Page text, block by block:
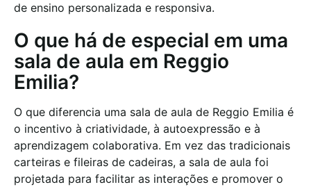
de ensino personalizada e responsiva.
O que há de especial em uma
sala de aula em Reggio
Emilia?
O que diferencia uma sala de aula de Reggio Emilia é
o incentivo à criatividade, à autoexpressão e à
aprendizagem colaborativa. Em vez das tradicionais
carteiras e fileiras de cadeiras, a sala de aula foi
projetada para facilitar as interações e promover o